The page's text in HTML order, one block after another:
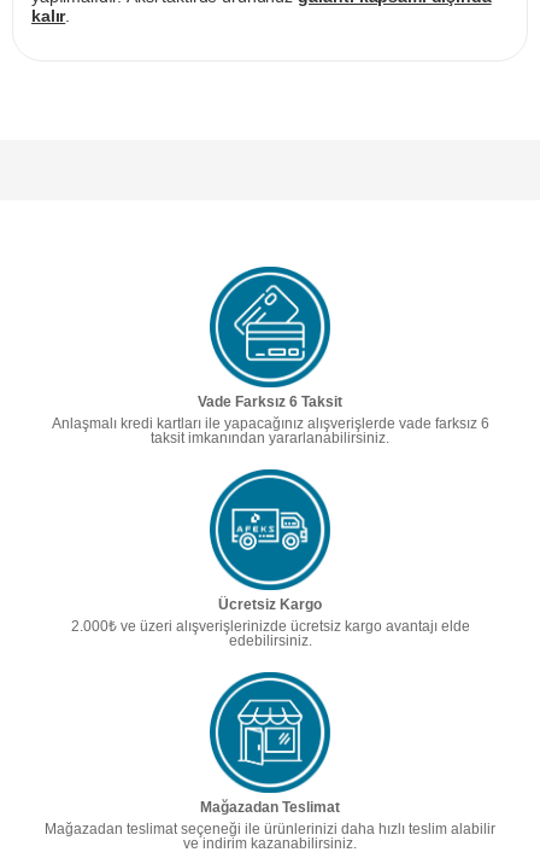
kalır.
Vade Farksız 6 Taksit
Anlaşmalı kredi kartları ile yapacağınız alışverişlerde vade farksız 6
taksit imkanından yararlanabilirsiniz.
Ücretsiz Kargo
2.000₺ ve üzeri alışverişlerinizde ücretsiz kargo avantajı elde
edebilirsiniz.
Mağazadan Teslimat
Mağazadan teslimat seçeneği ile ürünlerinizi daha hızlı teslim alabilir
ve indirim kazanabilirsiniz.